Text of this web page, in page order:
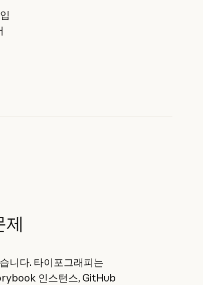
제
니다. 타이포그래피는
인스턴스, GitHub